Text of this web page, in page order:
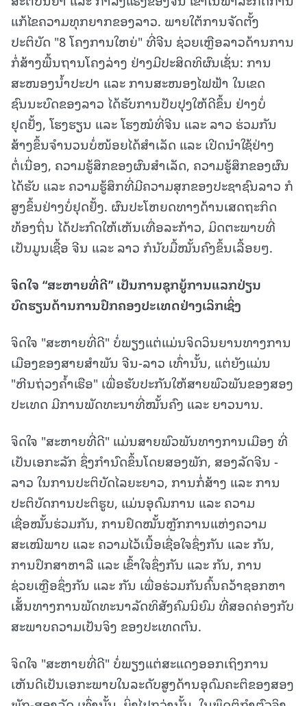
ແກ້ໄຂຄວາມທຸກຍາກຂອງລາວ. ພາຍໃຕ້ການຈັດຕັ້ງ
ປະຕິບັດ "8 ໂຄງການໃຫຍ່" ທີ່ຈີນ ຊ່ວຍເຫຼືອລາວດ້ານການ
ກໍ່ສ້າງພື້ນຖານໂຄງລ່າງ ຢ່າງມີປະສິດທິຜົນເຊັ່ນ: ການ
ສະໜອງນ້ຳປະປາ ແລະ ການສະໜອງໄຟຟ້າ ໃນເຂດ
ຊົນນະບົດຂອງລາວ ໄດ້ຮັບການປັບປຸງໃຫ້ດີຂຶ້ນ ຢ່າງບໍ່
ຢຸດຢັ້ງ, ໂຮງຮຽນ ແລະ ໂຮງໝໍທີ່ຈີນ ແລະ ລາວ ຮ່ວມກັນ
ສ້າງຂຶ້ນຈຳນວນບໍ່ໜ້ອຍໄດ້ສຳເລັດ ແລະ ເປີດນຳໃຊ້ຢ່າງ
ຕໍ່ເນື່ອງ, ຄວາມຮູ້ສຶກຂອງຜົນສໍາເລັດ, ຄວາມຮູ້ສຶກຂອງຜົນ
ໄດ້ຮັບ ແລະ ຄວາມຮູ້ສຶກທີ່ມີຄວາມສຸກຂອງປະຊາຊົນລາວ ກໍ
ສູງຂຶ້ນຢ່າງບໍ່ຢຸດຢັ້ງ. ຜົນປະໂຫຍດທາງດ້ານເສດຖະກິດ
ທ້ອງຖິ່ນ ໄດ້ປະກົດໃຫ້ເຫັນເທື່ອລະກ້າວ, ມິດຕະພາບທີ່
ເປັນມູນເຊື້ອ ຈີນ ແລະ ລາວ ກໍນັບມື້ໝັ້ນຄົງຂຶ້ນເລື້ອຍໆ.
ຈິດໃຈ “ສະຫາຍທີ່ດີ” ເປັນການຊຸກຍູ້ການແລກປ່ຽນ
ບົດຮຽນດ້ານການປົກຄອງປະເທດຢ່າງເລິກເຊິ່ງ
ຈິດໃຈ "ສະຫາຍທີ່ດີ" ບໍ່ພຽງແຕ່ແມ່ນຈິດວິນຍານທາງການ
ເມືອງຂອງສາຍສໍາພັນ ຈີນ-ລາວ ເທົ່ານັ້ນ, ແຕ່ຍັງແມ່ນ
"ຫີນຖ່ວງຄໍ້າເຮືອ" ເພື່ອຮັບປະກັນໃຫ້ສາຍພົວພັນຂອງສອງ
ປະເທດ ມີການພັດທະນາທີ່ໝັ້ນຄົງ ແລະ ຍາວນານ.
ຈິດໃຈ "ສະຫາຍທີ່ດີ" ແມ່ນສາຍພົວພັນທາງການເມືອງ ທີ່
ເປັນເອກະລັກ ຊຶ່ງກໍານົດຂຶ້ນໂດຍສອງພັກ, ສອງລັດຈີນ -
ລາວ ໃນການປະຕິບັດໄລຍະຍາວ, ການກໍ່ສ້າງ ແລະ ການ
ປະຕິບັດການປະຕິຮູບ, ແມ່ນອຸດົມການ ແລະ ຄວາມ
ເຊື່ອໝັ້ນຮ່ວມກັນ, ການຢຶດໝັ້ນຫຼັກການແຫ່ງຄວາມ
ສະເໝີພາບ ແລະ ຄວາມໄວ້ເນື້ອເຊື່ອໃຈຊຶ່ງກັນ ແລະ ກັນ,
ການປຶກສາຫາລື ແລະ ເຂົ້າໃຈຊຶ່ງກັນ ແລະ ກັນ, ການ
ຊ່ວຍເຫຼືອຊຶ່ງກັນ ແລະ ກັນ ເພື່ອຮ່ວມກັນຄົ້ນຄວ້າຊອກຫາ
ເສັ້ນທາງການພັດທະນາລັດທິສັງຄົມນິຍົມ ທີ່ສອດຄ່ອງກັບ
ສະພາບຄວາມເປັນຈິງ ຂອງປະເທດຕົນ.
ຈິດໃຈ "ສະຫາຍທີ່ດີ" ບໍ່ພຽງແຕ່ສະແດງອອກເຖິງການ
ເຫັນດີເປັນເອກະພາບໃນລະດັບສູງດ້ານອຸດົມຄະຕິຂອງສອງ